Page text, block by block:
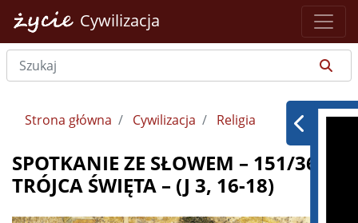
Cywilizacja
Strona główna Cywilizacja Religia
SPOTKANIE ZE SŁOWEM – 151/365 –
TRÓJCA ŚWIĘTA – (J 3, 16-18)